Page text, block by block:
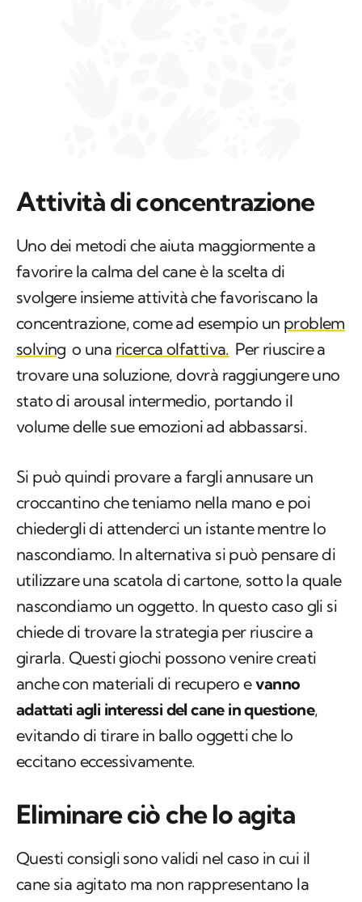
Attività di concentrazione
Uno dei metodi che aiuta maggiormente a
favorire la calma del cane è la scelta di
svolgere insieme attività che favoriscano la
concentrazione, come ad esempio un problem
solving o una ricerca olfattiva. Per riuscire a
trovare una soluzione, dovrà raggiungere uno
stato di arousal intermedio, portando il
volume delle sue emozioni ad abbassarsi.
Si può quindi provare a fargli annusare un
croccantino che teniamo nella mano e poi
chiedergli di attenderci un istante mentre lo
nascondiamo. In alternativa si può pensare di
utilizzare una scatola di cartone, sotto la quale
nascondiamo un oggetto. In questo caso gli si
chiede di trovare la strategia per riuscire a
girarla. Questi giochi possono venire creati
anche con materiali di recupero evanno
adattati agli interessi del cane in questione,
evitando di tirare in ballo oggetti che lo
eccitano eccessivamente.
Eliminare ciò che lo agita
Questi consigli sono validi nel caso in cui il
cane sia agitato ma non rappresentano la